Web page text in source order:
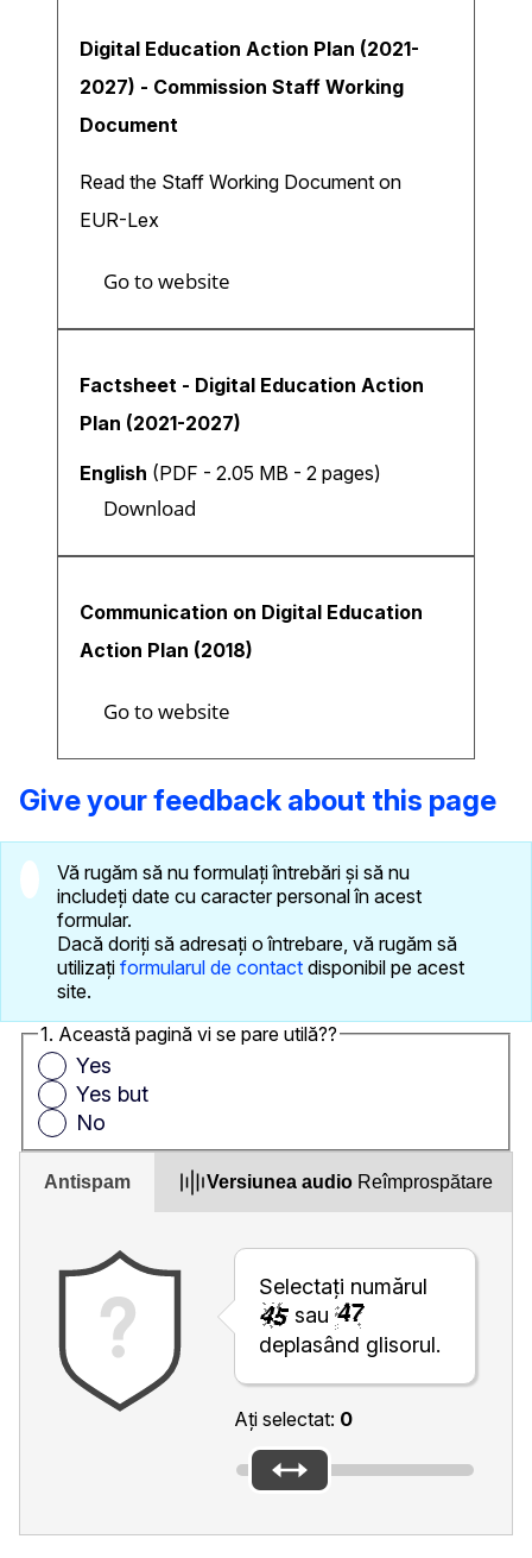
Digital Education Action Plan (2021-
2027) - Commission Staff Working
Document
Read the Staff Working Document on
EUR-Lex
Go to website
Factsheet - Digital Education Action
Plan (2021-2027)
English (PDF - 2.05 MB - 2 pages)
Download
Communication on Digital Education
Action Plan (2018)
Go to website
Give your feedback about this page
Vă rugăm să nu formulați întrebări și să nu
includeți date cu caracter personal în acest
formular.
Dacă doriți să adresați o întrebare, vă rugăm să
utilizați formularul de contactdisponibil pe acest
site.
1. Această pagină vi se pare utilă??
Yes
Yes but
No
Antispam Versiunea audio
Selectați numărul
sau
deplasând glisorul.
Ați selectat: 0
Reîmprospătare